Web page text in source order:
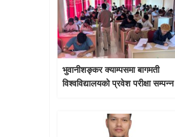
भुवानीशङ्कर क्याम्पसमा बागमती
विश्वविद्यालयको प्रवेश परीक्षा सम्पन्न